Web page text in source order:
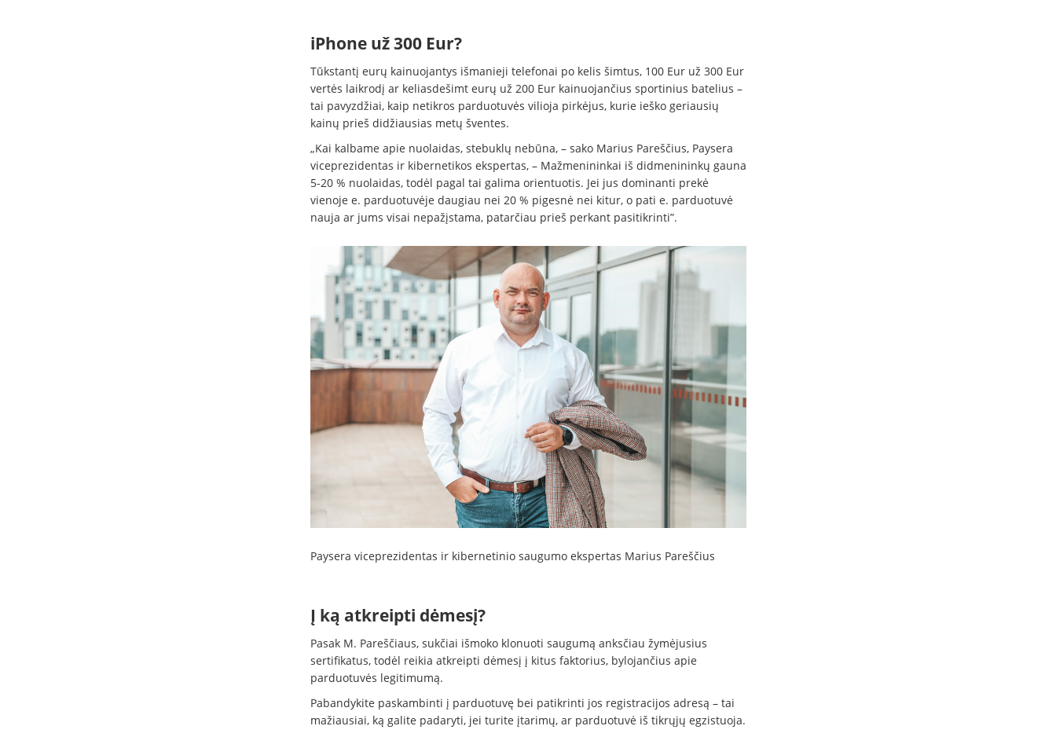
iPhone už 300 Eur?
Tūkstantį eurų kainuojantys išmanieji telefonai po kelis šimtus, 100 Eur už 300 Eur
vertės laikrodį ar keliasdešimt eurų už 200 Eur kainuojančius sportinius batelius –
tai pavyzdžiai, kaip netikros parduotuvės vilioja pirkėjus, kurie ieško geriausių
kainų prieš didžiausias metų šventes.
„Kai kalbame apie nuolaidas, stebuklų nebūna, – sako Marius Pareščius, Paysera
viceprezidentas ir kibernetikos ekspertas, – Mažmenininkai iš didmenininkų gauna
5-20 % nuolaidas, todėl pagal tai galima orientuotis. Jei jus dominanti prekė
vienoje e. parduotuvėje daugiau nei 20 % pigesnė nei kitur, o pati e. parduotuvė
nauja ar jums visai nepažįstama, patarčiau prieš perkant pasitikrinti”.
Paysera viceprezidentas ir kibernetinio saugumo ekspertas Marius Pareščius
Į ką atkreipti dėmesį?
Pasak M. Pareščiaus, sukčiai išmoko klonuoti saugumą anksčiau žymėjusius
sertifikatus, todėl reikia atkreipti dėmesį į kitus faktorius, bylojančius apie
parduotuvės legitimumą.
Pabandykite paskambinti į parduotuvę bei patikrinti jos registracijos adresą – tai
mažiausiai, ką galite padaryti, jei turite įtarimų, ar parduotuvė iš tikrųjų egzistuoja.